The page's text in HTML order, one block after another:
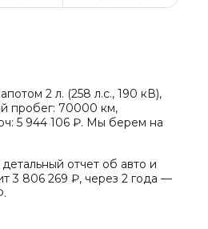
2 л. (258 л.с., 190 кВ),
пробег: 70000 км,
5 944 106 ₽. Мы берем на
отчет об авто и
3 806 269 ₽, через 2 года —
гарантия - 3 года без